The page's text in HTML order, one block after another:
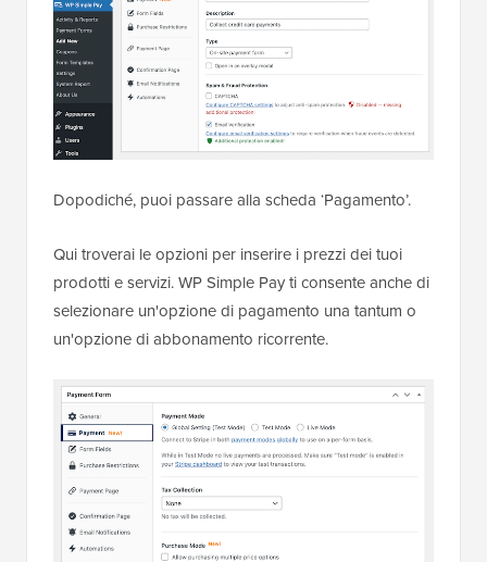
Dopodiché, puoi passare alla scheda ‘Pagamento’.
Qui troverai le opzioni per inserire i prezzi dei tuoi
prodotti e servizi. WP Simple Pay ti consente anche di
selezionare un'opzione di pagamento una tantum o
un'opzione di abbonamento ricorrente.